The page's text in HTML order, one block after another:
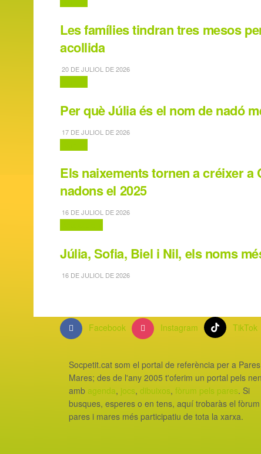
Les famílies tindran tres mesos
acollida
20 DE JULIOL DE 2026
Per què Júlia és el nom de nadó
17 DE JULIOL DE 2026
Els naixements tornen a créixer a
nadons el 2025
16 DE JULIOL DE 2026
Júlia, Sofia, Biel i Nil, els noms
16 DE JULIOL DE 2026
Facebook Instagram TikTok
Socpetit.cat som el portal de referència per a
Mares; des de l'any 2005 t'oferim un portal pels
amb agenda, jocs, dibuixos, fòrum pels pares. Si
busques, esperes o en tens, aquí trobaràs el
pares i mares més participatiu de tota la xarxa.